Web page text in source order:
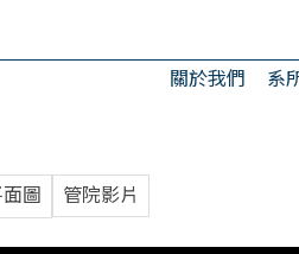
關於我們 系
圖 管院影片